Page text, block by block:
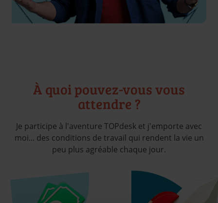
À quoi pouvez-vous vous
attendre ?
Je participe à l'aventure TOPdesk et j'emporte avec
moi... des conditions de travail qui rendent la vie un
peu plus agréable chaque jour.